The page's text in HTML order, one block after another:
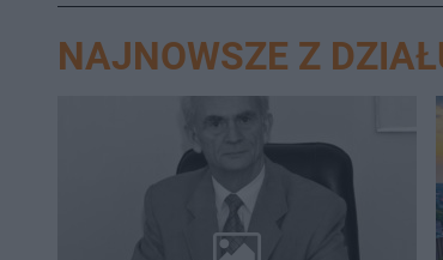
NAJNOWSZE Z